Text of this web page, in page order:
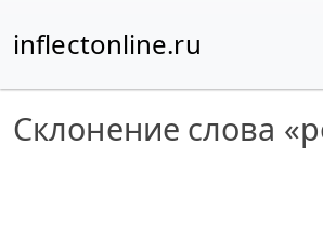
inflectonline.ru
Склонение слова